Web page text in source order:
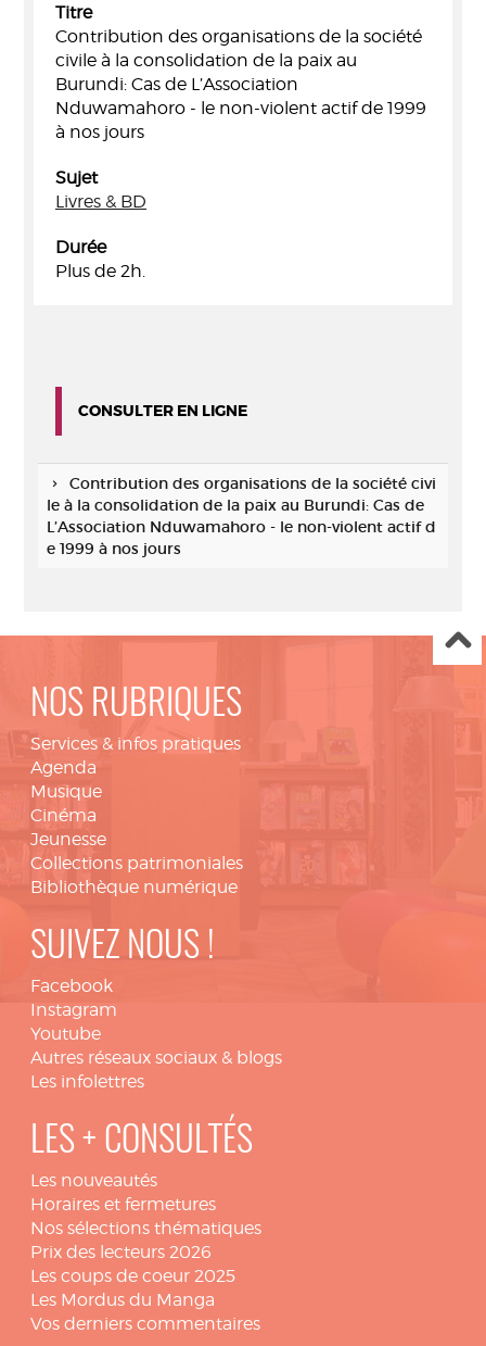
Titre
Contribution des organisations de la société
civile à la consolidation de la paix au
Burundi: Cas de L’Association
Nduwamahoro - le non-violent actif de 1999
à nos jours
Sujet
Livres & BD
Durée
Plus de 2h.
CONSULTER EN LIGNE
Contribution des organisations de la société civi
le à la consolidation de la paix au Burundi: Cas de
L’Association Nduwamahoro - le non-violent actif d
e 1999 à nos jours
NOS RUBRIQUES
Services & infos pratiques
Agenda
Musique
Cinéma
Jeunesse
Collections patrimoniales
Bibliothèque numérique
SUIVEZ NOUS !
Facebook
Instagram
Youtube
Autres réseaux sociaux & blogs
Les infolettres
LES + CONSULTÉS
Les nouveautés
Horaires et fermetures
Nos sélections thématiques
Prix des lecteurs 2026
Les coups de coeur 2025
Les Mordus du Manga
Vos derniers commentaires